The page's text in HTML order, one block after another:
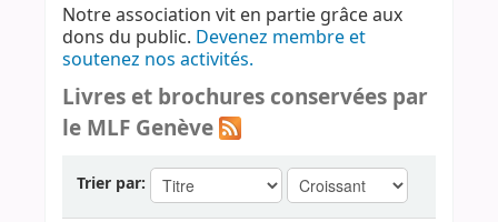
Notre association vit en partie grâce aux
dons du public. Devenez membre et
soutenez nos activités.
Livres et brochures conservées par
le MLF Genève
Trier par: